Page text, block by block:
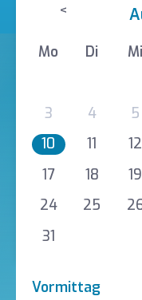
<
Mo Di Mi
3
4 5
10
11 12
17
18 19
24
25
31
Vormittag